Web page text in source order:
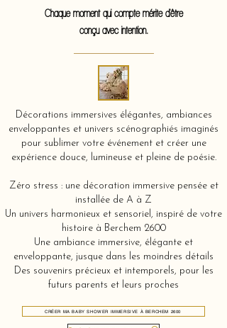
Chaque moment qui compte mérite d'être
conçu avec intention.
Décorations immersives élégantes, ambiances
enveloppantes et univers scénographiés imaginés
pour sublimer votre événement et créer une
expérience douce, lumineuse et pleine de poésie.
Zéro stress : une décoration immersive pensée et
installée de A à Z
Un univers harmonieux et sensoriel, inspiré de votre
histoire à Berchem 2600
Une ambiance immersive, élégante et
enveloppante, jusque dans les moindres détails
Des souvenirs précieux et intemporels, pour les
futurs parents et leurs proches
CRÉER MA BABY SHOWER IMMERSIVE À BERCHEM 2600